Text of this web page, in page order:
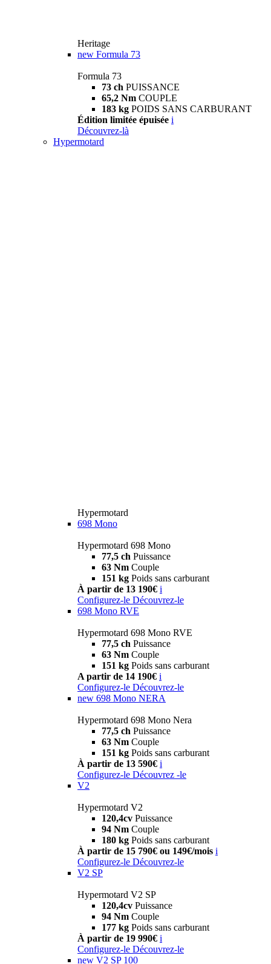
Heritage
new Formula 73
Formula 73
73 ch PUISSANCE
65,2 Nm COUPLE
183 kg POIDS SANS CARBURANT
Édition limitée épuisée i
Découvrez-là
Hypermotard
Hypermotard
698 Mono
Hypermotard 698 Mono
77,5 ch Puissance
63 Nm Couple
151 kg Poids sans carburant
À partir de 13 190€ i
Configurez-le Découvrez-le
698 Mono RVE
Hypermotard 698 Mono RVE
77,5 ch Puissance
63 Nm Couple
151 kg Poids sans carburant
A partir de 14 190€ i
Configurez-le Découvrez-le
new 698 Mono NERA
Hypermotard 698 Mono Nera
77,5 ch Puissance
63 Nm Couple
151 kg Poids sans carburant
À partir de 13 590€ i
Configurez-le Découvrez -le
V2
Hypermotard V2
120,4cv Puissance
94 Nm Couple
180 kg Poids sans carburant
À partir de 15 790€ ou 149€/mois i
Configurez-le Découvrez-le
V2 SP
Hypermotard V2 SP
120,4cv Puissance
94 Nm Couple
177 kg Poids sans carburant
À partir de 19 990€ i
Configurez-le Découvrez-le
new V2 SP 100